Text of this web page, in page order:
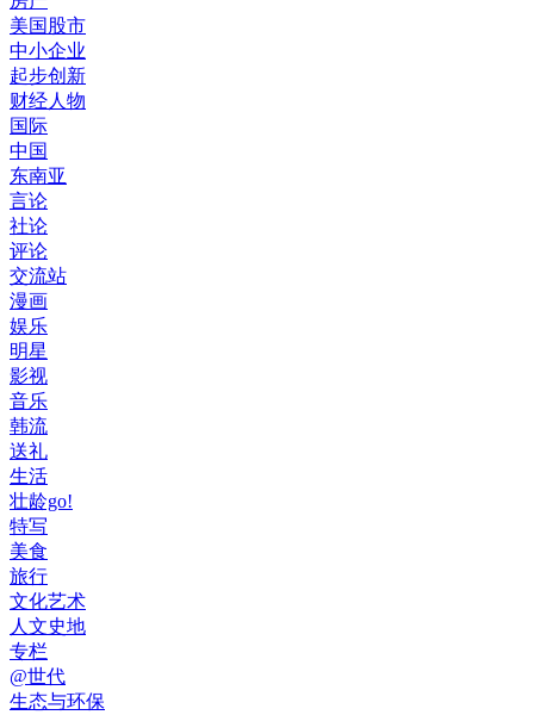
美国股市
中小企业
起步创新
财经人物
国际
中国
东南亚
言论
社论
评论
交流站
漫画
娱乐
明星
影视
音乐
韩流
送礼
生活
壮龄go!
特写
美食
旅行
文化艺术
人文史地
专栏
@世代
生态与环保